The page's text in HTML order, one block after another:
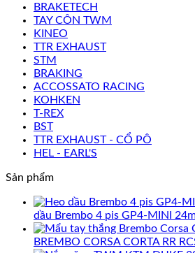
BRAKETECH
TAY CÔN TWM
KINEO
TTR EXHAUST
STM
BRAKING
ACCOSSATO RACING
KOHKEN
T-REX
BST
TTR EXHAUST - CỔ PÔ
HEL - EARL'S
Sản phẩm
dầu Brembo 4 pis GP4-MINI
BREMBO CORSA CORTA RR